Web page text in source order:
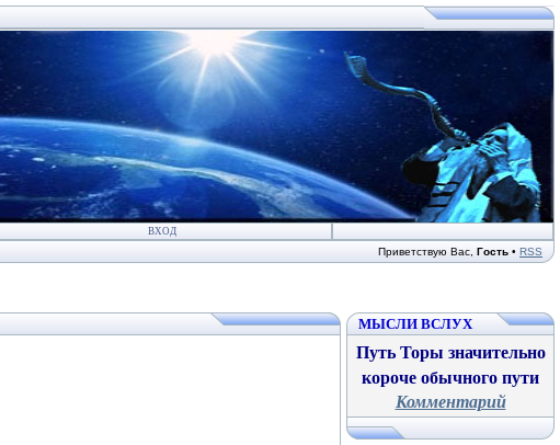
ВХОД
Приветствую Вас Гость • RSS
МЫСЛИ ВСЛУХ
Путь Торы значительно
короче обычного пути
Комментарий